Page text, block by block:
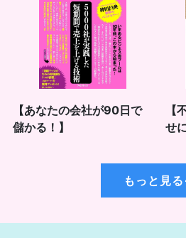
【あなたの会社が90日で
儲かる！】
【
せ
もっと見